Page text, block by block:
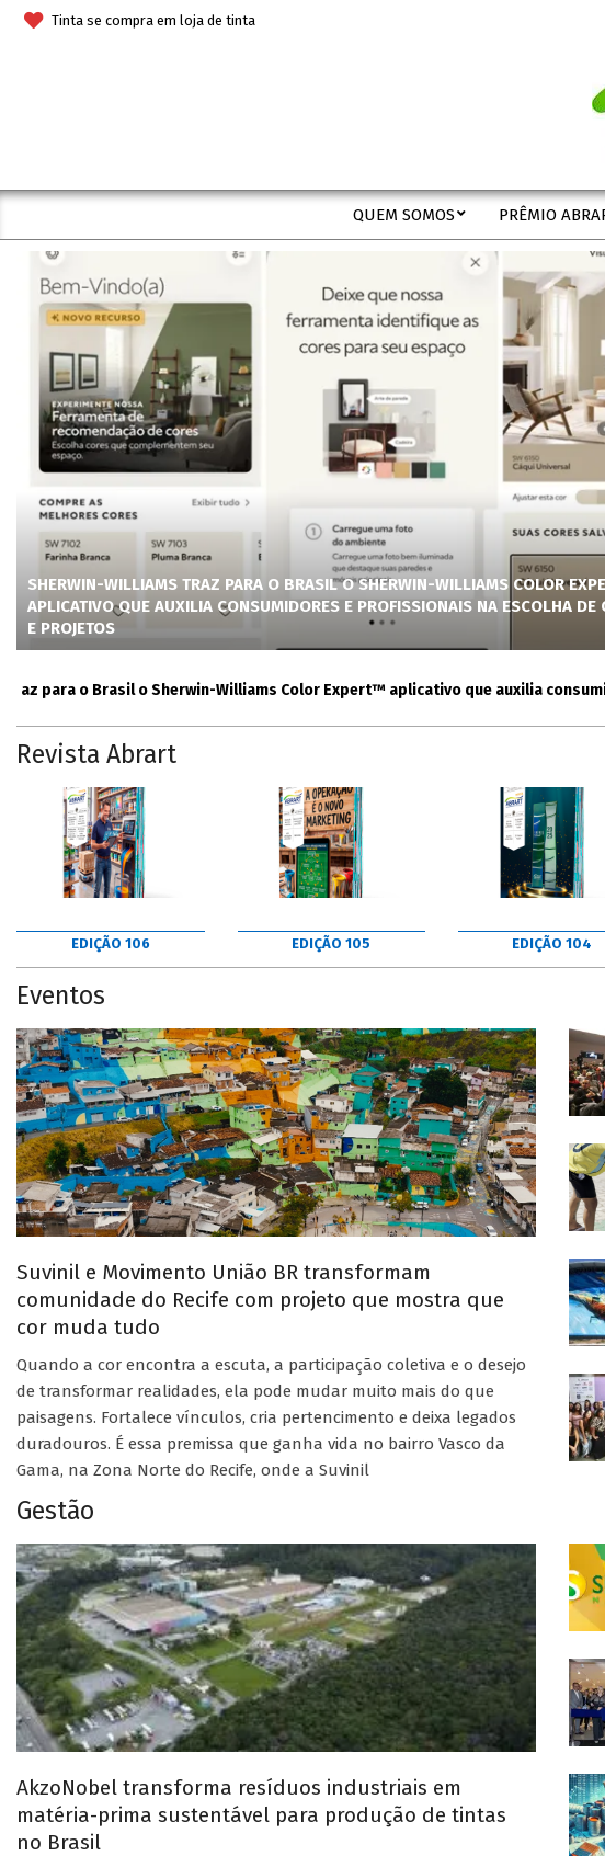
Skip
Tinta se compra em loja de tinta
QUEM SOMOS PRÊMIO
SHERWIN-WILLIAMS TRAZ PARA O BRASIL O SHERWIN-WILLIAMS COLOR
APLICATIVO QUE AUXILIA CONSUMIDORES E PROFISSIONAIS NA ESCOLHA DE
E PROJETOS
o Brasil o Sherwin-Williams Color Expert™ aplicativo que auxilia
Revista Abrart
EDIÇÃO 106 EDIÇÃO 105 EDIÇÃO 104
Eventos
Suvinil e Movimento União BR transformam
comunidade do Recife com projeto que mostra que
cor muda tudo
Quando a cor encontra a escuta, a participação coletiva e o desejo
de transformar realidades, ela pode mudar muito mais do que
paisagens. Fortalece vínculos, cria pertencimento e deixa legados
duradouros. É essa premissa que ganha vida no bairro Vasco da
Gama, na Zona Norte do Recife, onde a Suvinil
Gestão
AkzoNobel transforma resíduos industriais em
matéria-prima sustentável para produção de tintas
no Brasil